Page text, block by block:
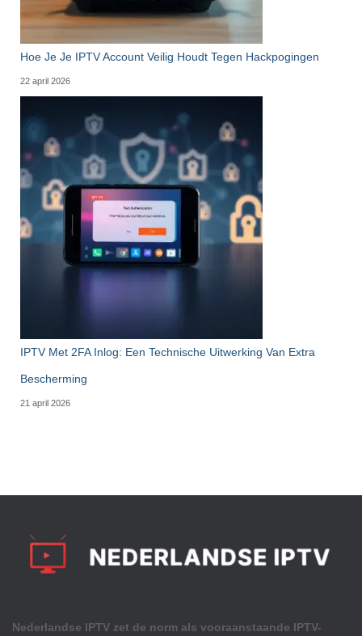
Hoe Je Je IPTV Account Veilig Houdt Tegen Hackpogingen
22 april 2026
IPTV Met 2FA Inlog: Een Technische Uitwerking Van Extra
Bescherming
21 april 2026
Nederlandse IPTV zet de norm als vooraanstaande IPTV-